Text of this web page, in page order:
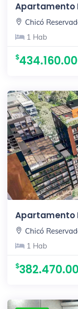
Apartamento
Chicó
1 Hab
Apartamento
Chicó
1 Hab